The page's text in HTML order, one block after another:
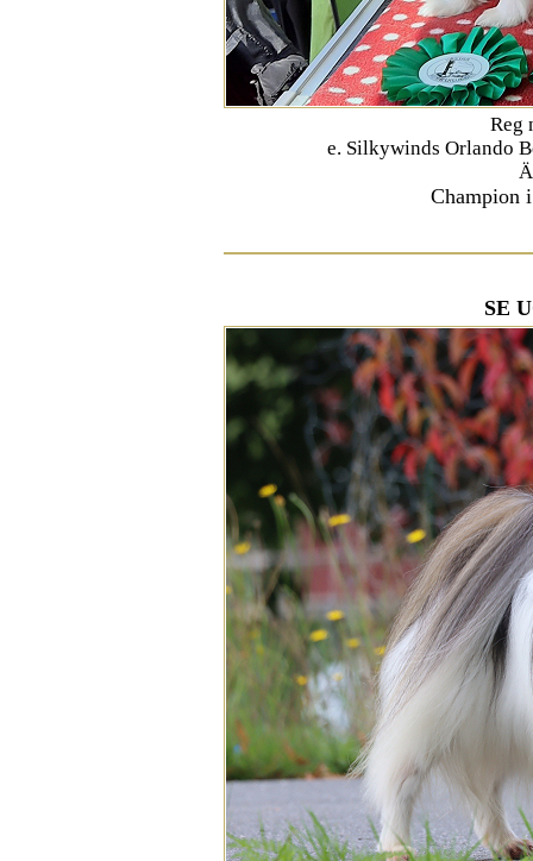
Reg
e. Silkywinds Orlando
Champion
SE